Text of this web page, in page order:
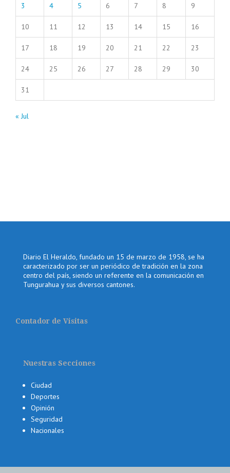
3 4 5 6 7 8 9
10 11 12 13 14 15 16
17 18 19 20 21 22 23
24 25 26 27 28 29 30
31
« Jul
Diario El Heraldo, fundado un 15 de marzo de 1958, se ha
caracterizado por ser un periódico de tradición en la zona
centro del país, siendo un referente en la comunicación en
Tungurahua y sus diversos cantones.
Contador de Visitas
Nuestras Secciones
Ciudad
Deportes
Opinión
Seguridad
Nacionales